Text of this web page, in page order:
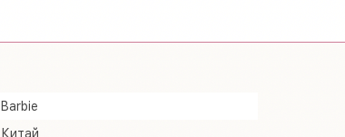
Barbie
Китай